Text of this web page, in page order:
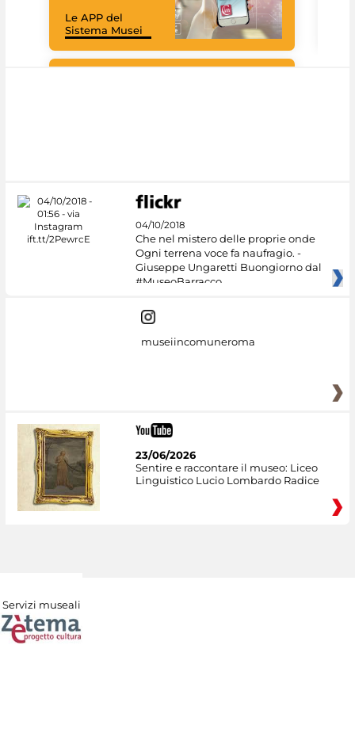
Le APP del
Sistema Musei
04/10/2018
Che nel mistero delle proprie onde
Ogni terrena voce fa naufragio. -
Giuseppe Ungaretti Buongiorno dal
#MuseoBarracco
museiincomuneroma
23/06/2026
Sentire e raccontare il museo: Liceo
Linguistico Lucio Lombardo Radice
Servizi museali